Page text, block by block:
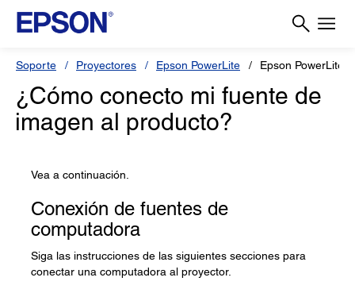
Soporte Proyectores Epson PowerLite Epson PowerLite
¿Cómo conecto mi fuente de
imagen al producto?
Vea a continuación.
Conexión de fuentes de
computadora
Siga las instrucciones de las siguientes secciones para
conectar una computadora al proyector.